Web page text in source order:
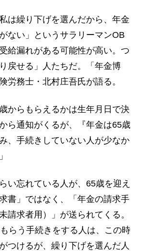
は繰り下げを選んだから、年金
ない」というサラリーマンOB
給漏れがある可能性が高い。つ
戻せる」人たちだ。「年金博
労務士・北村庄吾氏が語る。
からもらえるかは生年月日で決
ら通知がくるが、『年金は65歳
、手続きしていない人が少なか
い忘れている人が、65歳を迎え
書」ではなく、「年金の請求手
請求者用）」が送られてくる。
らう手続きをする人は、この時
つけるが、繰り下げを選んだ人